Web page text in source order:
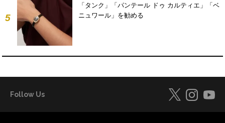
5
「タンク」「パンテール ドゥ カルティエ」「ベ
ニュワール」を勧める
Follow Us